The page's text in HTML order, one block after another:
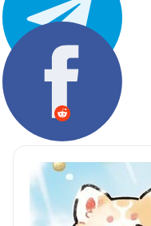
Teilen: